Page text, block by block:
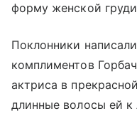
форму женской
Поклонники
комплиментов
актриса в
длинные волосы ей к